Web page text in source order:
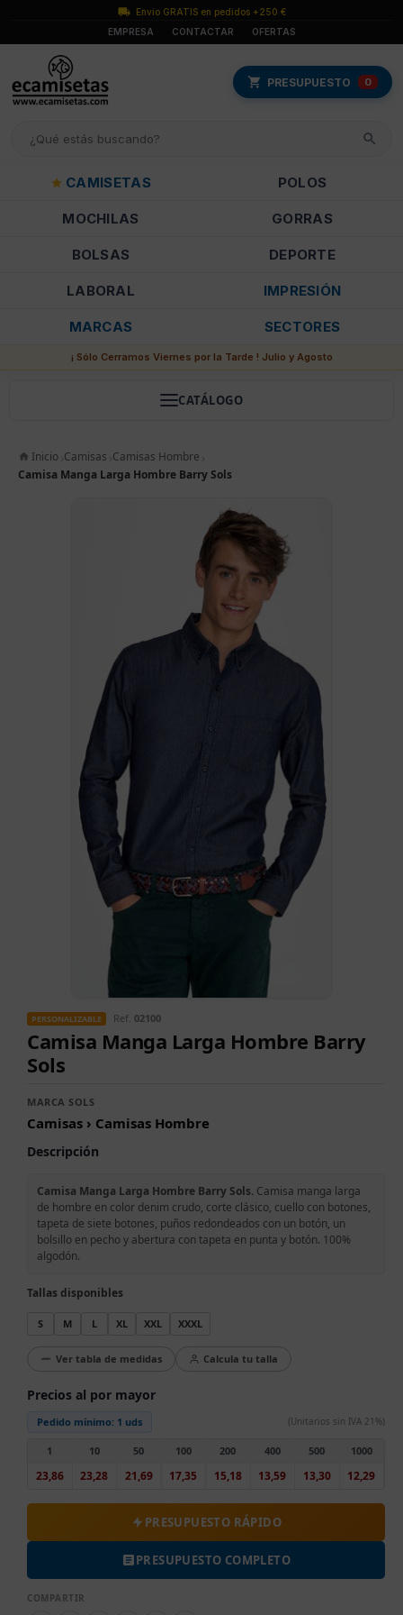
Envío GRATIS en pedidos +250 €
EMPRESA
CONTACTAR OFERTAS
PRESUPUESTO 0
CAMISETAS POLOS
MOCHILAS GORRAS
BOLSAS DEPORTE
LABORAL IMPRESIÓN
MARCAS SECTORES
¡ Sólo Cerramos Viernes por la Tarde ! Julio y Agosto
CATÁLOGO
Inicio Camisas Camisas Hombre
Camisa Manga Larga Hombre Barry Sols
PERSONALIZABLE Ref. 02100
Camisa Manga Larga Hombre Barry
Sols
MARCA SOLS
Camisas › Camisas Hombre
Descripción
Camisa Manga Larga Hombre Barry Sols. Camisa manga larga
de hombre en color denim crudo, corte clásico, cuello con botones,
tapeta de siete botones, puños redondeados con un botón, un
bolsillo en pecho y abertura con tapeta en punta y botón. 100%
algodón.
Tallas disponibles
S M L XL XXL XXXL
Ver tabla de medidas Calcula tu talla
Precios al por mayor
Pedido mínimo: 1 uds (Unitarios sin IVA 21%)
1
23,86
10
23,28
50
21,69
100
17,35
200
15,18
400
13,59
500
13,30
1000
12,29
PRESUPUESTO RÁPIDO
PRESUPUESTO COMPLETO
COMPARTIR